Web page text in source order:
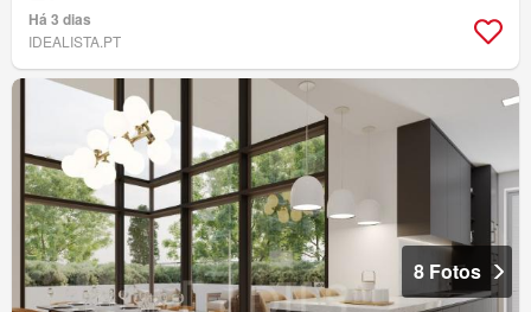
Há 3 dias
IDEALISTA.PT
8 Fotos